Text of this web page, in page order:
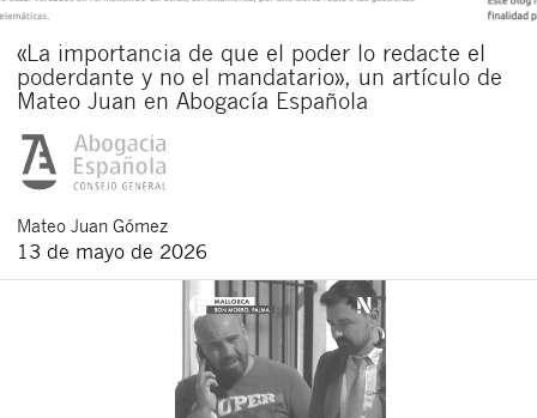
«La importancia de que el poder lo redacte el
poderdante y no el mandatario», un artículo de
Mateo Juan en Abogacía Española
Mateo Juan Gómez
13 de mayo de 2026